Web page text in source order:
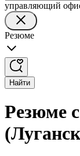
управляющий
Резюме
Найти
Резюме